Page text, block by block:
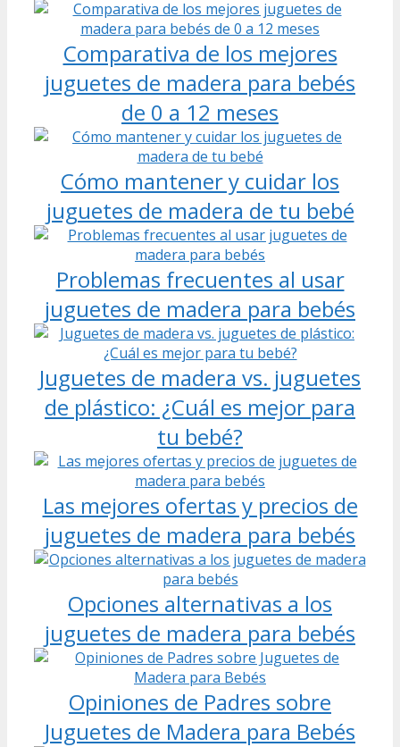
Comparativa de los mejores
juguetes de madera para bebés
de 0 a 12 meses
Cómo mantener y cuidar los
juguetes de madera de tu bebé
Problemas frecuentes al usar
juguetes de madera para bebés
Juguetes de madera vs. juguetes
de plástico: ¿Cuál es mejor para
tu bebé?
Las mejores ofertas y precios de
juguetes de madera para bebés
Opciones alternativas a los
juguetes de madera para bebés
Opiniones de Padres sobre
Juguetes de Madera para Bebés